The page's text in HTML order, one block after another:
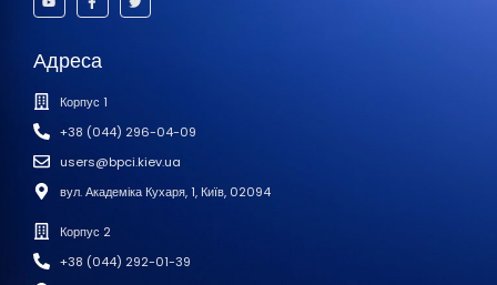
Адреса
Корпус 1
+38 (044) 296-04-09
users@bpci.kiev.ua
вул. Академіка Кухаря, 1, Київ, 02094
Корпус 2
+38 (044) 292-01-39